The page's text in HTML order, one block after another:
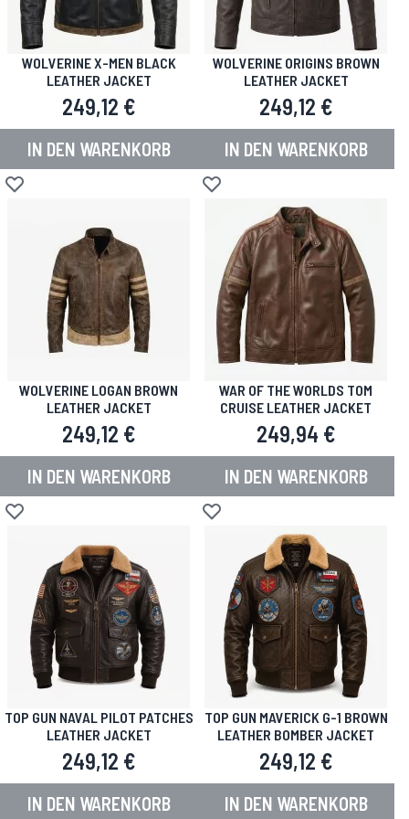
WOLVERINE X-MEN BLACK
LEATHER JACKET
249,12 €
IN DEN WARENKORB
Zur Wunschliste hinzufügen
WOLVERINE ORIGINS BROWN
LEATHER JACKET
249,12 €
IN DEN WARENKORB
Zur Wunschliste hinzufügen
WOLVERINE LOGAN BROWN
LEATHER JACKET
249,12 €
IN DEN WARENKORB
Zur Wunschliste hinzufügen
WAR OF THE WORLDS TOM
CRUISE LEATHER JACKET
249,94 €
IN DEN WARENKORB
Zur Wunschliste hinzufügen
TOP GUN NAVAL PILOT PATCHES
LEATHER JACKET
249,12 €
IN DEN WARENKORB
TOP GUN MAVERICK G-1 BROWN
LEATHER BOMBER JACKET
249,12 €
IN DEN WARENKORB